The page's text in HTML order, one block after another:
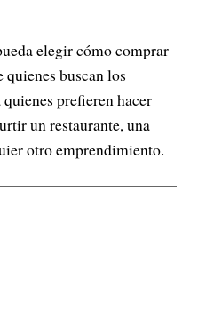
elegir cómo comprar
quienes buscan los
prefieren hacer
un restaurante, una
otro emprendimiento.